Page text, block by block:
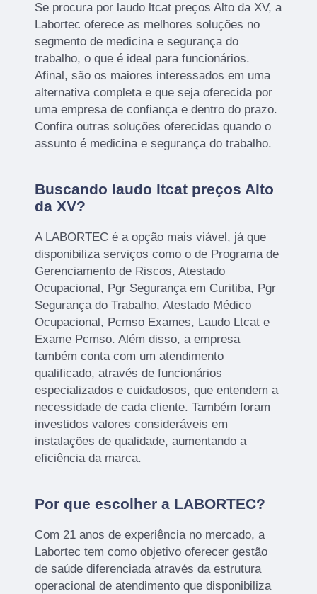
Se procura por laudo ltcat preços Alto da XV, a
Labortec oferece as melhores soluções no
segmento de medicina e segurança do
trabalho, o que é ideal para funcionários.
Afinal, são os maiores interessados em uma
alternativa completa e que seja oferecida por
uma empresa de confiança e dentro do prazo.
Confira outras soluções oferecidas quando o
assunto é medicina e segurança do trabalho.
Buscando laudo ltcat preços Alto
da XV?
A LABORTEC é a opção mais viável, já que
disponibiliza serviços como o de Programa de
Gerenciamento de Riscos, Atestado
Ocupacional, Pgr Segurança em Curitiba, Pgr
Segurança do Trabalho, Atestado Médico
Ocupacional, Pcmso Exames, Laudo Ltcat e
Exame Pcmso. Além disso, a empresa
também conta com um atendimento
qualificado, através de funcionários
especializados e cuidadosos, que entendem a
necessidade de cada cliente. Também foram
investidos valores consideráveis em
instalações de qualidade, aumentando a
eficiência da marca.
Por que escolher a LABORTEC?
Com 21 anos de experiência no mercado, a
Labortec tem como objetivo oferecer gestão
de saúde diferenciada através da estrutura
operacional de atendimento que disponibiliza